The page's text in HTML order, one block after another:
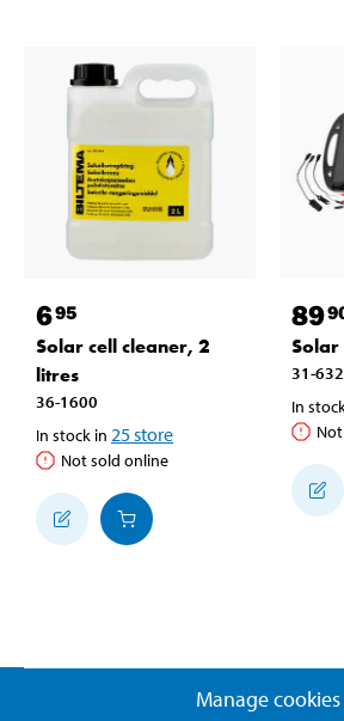
695
Solar cell cleaner, 2
litres
36-1600
In stock in 25store
Not sold online
89
Solar
31-632
In
Manage cookies